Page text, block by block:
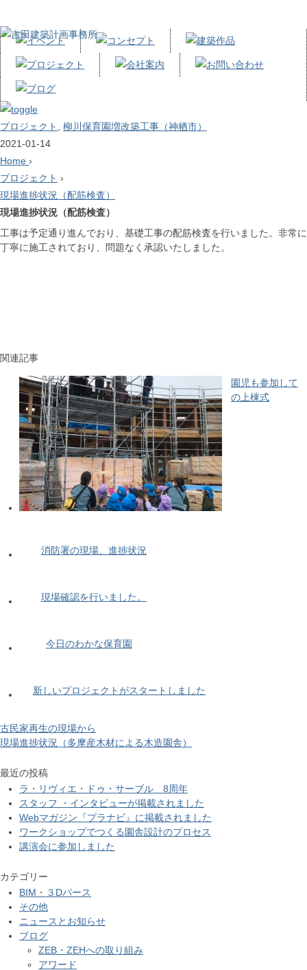
プロジェクト
柳川保育園増改築工事（神栖市）
2021-01-14
Home ›
プロジェクト ›
現場進捗状況（配筋検査）
現場進捗状況（配筋検査）
工事は予定通り進んでおり、基礎工事の配筋検査を行いました。非常に
丁寧に施工されており、問題なく承認いたしました。
関連記事
園児も参加して
の上棟式
消防署の現場、進捗状況
現場確認を行いました。
今日のわかな保育園
新しいプロジェクトがスタートしました
古民家再生の現場から
現場進捗状況（多摩産木材による木造園舎）
最近の投稿
ラ・リヴィエ・ドゥ・サーブル 8周年
スタッフ ・インタビューが掲載されました
Webマガジン『プラナビ』に掲載されました
ワークショップでつくる園舎設計のプロセス
講演会に参加しました
カテゴリー
BIM・３Dパース
その他
ニュースとお知らせ
ブログ
ZEB・ZEHへの取り組み
アワード